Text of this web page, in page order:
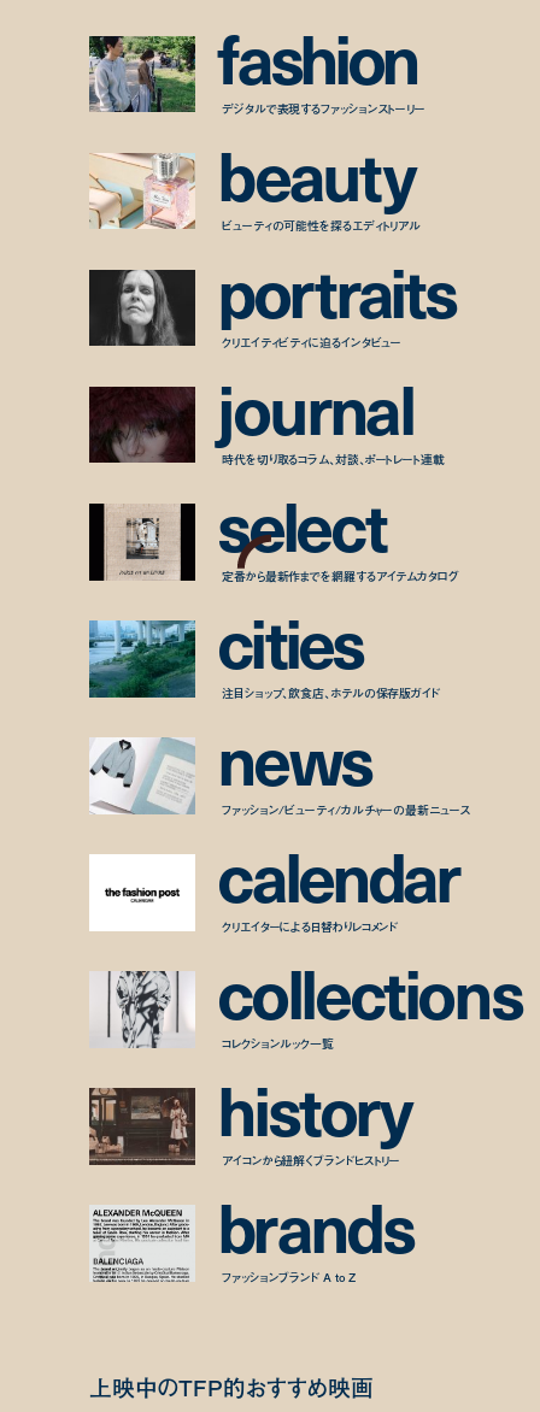
fashion
デジタルで表現するファッションストーリー
beauty
ビューティの可能性を探るエディトリアル
portraits
クリエイティビティに迫るインタビュー
journal
時代を切り取るコラム、対談、ポートレート連載
select
定番から最新作までを網羅するアイテムカタログ
cities
注目ショップ、飲食店、ホテルの保存版ガイド
news
ファッション/ビューティ/カルチャーの最新ニュース
calendar
クリエイターによる日替わりレコメンド
collections
コレクションルック一覧
history
アイコンから紐解くブランドヒストリー
brands
ファッションブランド A to Z
上映中のTFP的おすすめ映画